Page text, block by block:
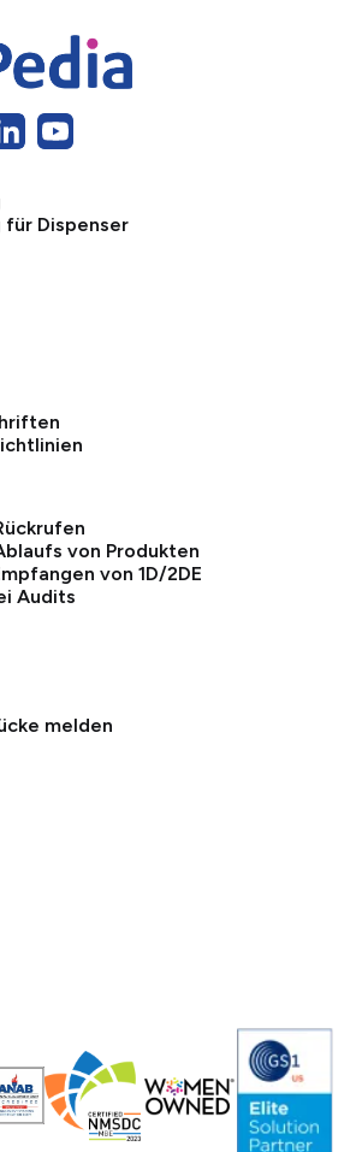
für Dispenser
von Produkten
von 1D/2DE
Audits
melden